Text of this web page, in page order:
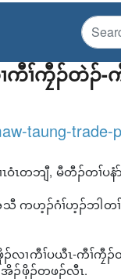
ၢ်ကၠီၣ်တဲၣ်-
taung-
ဝံၤတဘျီ, မီတီၣ်တၢ်
ကဟ့ၣ်ဂံၢ်ဟ့ၣ်ဘါတ
ၢကီၢ်ပယီၤ-ကီၢ်ကၠီၣ်
ၣ်ဖှိၣ်တဖၣ်လီၤ.